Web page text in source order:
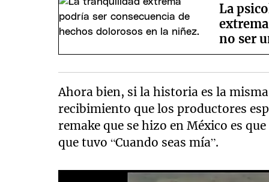
La
no ser
Ahora bien, si la historia es la
recibimiento que los productores
remake que se hizo en México es
que tuvo “Cuando seas mía”.